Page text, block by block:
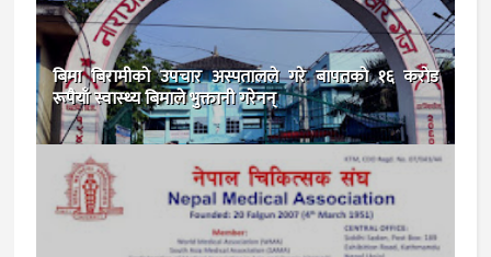
बिमा बिरामीकाे उपचार अस्पतालले गरे बापतकाे १६ कराेड
रूपैयाँ स्वास्थ्य बिमाले भुक्तानी गरेनन्